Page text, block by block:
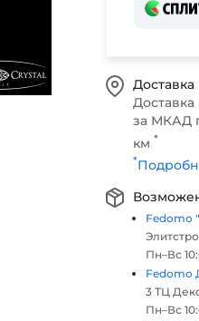
Доставка
за МКАД
км *
*
Fedomo
Пн–Вс
Fedomo
3 ТЦ
Пн–Вс